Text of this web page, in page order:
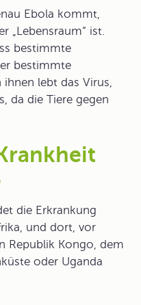
Ebola kommt,
„Lebensraum“ ist.
bestimmte
bestimmte
lebt das Virus,
da die Tiere gegen
die Erkrankung
und dort, vor
Republik Kongo, dem
oder Uganda